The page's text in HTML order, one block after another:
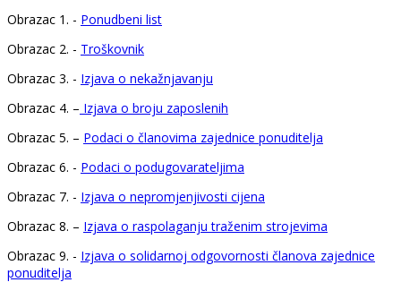
Obrazac 1. - Ponudbeni list
Obrazac 2. - Troškovnik
Obrazac 3. - Izjava o nekažnjavanju
Obrazac 4. – Izjava o broju zaposlenih
Obrazac 5. – Podaci o članovima zajednice ponuditelja
Obrazac 6. - Podaci o podugovarateljima
Obrazac 7. - Izjava o nepromjenjivosti cijena
Obrazac 8. – Izjava o raspolaganju traženim strojevima
Obrazac 9. - Izjava o solidarnoj odgovornosti članova zajednice
ponuditelja